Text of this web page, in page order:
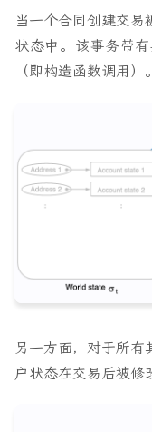
当一个合同创建交
状态中。该事务带
（即构造函数调用）。
另一方面，对于所有
户状态在交易后被修